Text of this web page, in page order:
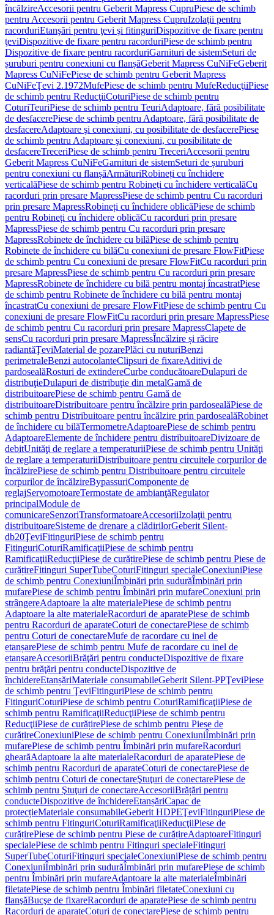
încălzireAccesorii pentru Geberit Mapress CupruPiese de schimb
pentru Accesorii pentru Geberit Mapress CupruIzolaţii pentru
racorduriEtanşări pentru ţevi şi fitinguriDispozitive de fixare pentru
ţeviDispozitive de fixare pentru racorduriPiese de schimb pentru
Dispozitive de fixare pentru racorduriGarnituri de sistemSeturi de
șuruburi pentru conexiuni cu flanșăGeberit Mapress CuNiFeGeberit
Mapress CuNiFePiese de schimb pentru Geberit Mapress
CuNiFeŢevi 2.1972MufePiese de schimb pentru MufeReducţiiPiese
de schimb pentru ReducţiiCoturiPiese de schimb pentru
CoturiTeuriPiese de schimb pentru TeuriAdaptoare, fără posibilitate
de desfacerePiese de schimb pentru Adaptoare, fără posibilitate de
desfacereAdaptoare şi conexiuni, cu posibilitate de desfacerePiese
de schimb pentru Adaptoare şi conexiuni, cu posibilitate de
desfacereTreceriPiese de schimb pentru TreceriAccesorii pentru
Geberit Mapress CuNiFeGarnituri de sistemSeturi de șuruburi
pentru conexiuni cu flanșăArmăturiRobineți cu închidere
verticalăPiese de schimb pentru Robineți cu închidere verticalăCu
racorduri prin presare MapressPiese de schimb pentru Cu racorduri
prin presare MapressRobineți cu închidere oblicăPiese de schimb
pentru Robineți cu închidere oblicăCu racorduri prin presare
MapressPiese de schimb pentru Cu racorduri prin presare
MapressRobinete de închidere cu bilăPiese de schimb pentru
Robinete de închidere cu bilăCu conexiuni de presare FlowFitPiese
de schimb pentru Cu conexiuni de presare FlowFitCu racorduri prin
presare MapressPiese de schimb pentru Cu racorduri prin presare
MapressRobinete de închidere cu bilă pentru montaj încastratPiese
de schimb pentru Robinete de închidere cu bilă pentru montaj
încastratCu conexiuni de presare FlowFitPiese de schimb pentru Cu
conexiuni de presare FlowFitCu racorduri prin presare MapressPiese
de schimb pentru Cu racorduri prin presare MapressClapete de
sensCu racorduri prin presare MapressÎncălzire și răcire
radiantăŢeviMaterial de pozarePlăci cu nuturiBenzi
perimetraleBenzi autocolanteClipsuri de fixareAditivi de
pardosealăRosturi de extindereCurbe conducătoareDulapuri de
distribuţieDulapuri de distribuţie din metalGamă de
distribuitoarePiese de schimb pentru Gamă de
distribuitoareDistribuitoare pentru încălzire prin pardosealăPiese de
schimb pentru Distribuitoare pentru încălzire prin pardosealăRobinet
de închidere cu bilăTermometreAdaptoarePiese de schimb pentru
AdaptoareElemente de închidere pentru distribuitoareDivizoare de
debitUnităţi de reglare a temperaturiiPiese de schimb pentru Unităţi
de reglare a temperaturiiDistribuitoare pentru circuitele corpurilor de
încălzirePiese de schimb pentru Distribuitoare pentru circuitele
corpurilor de încălzireBypassuriComponente de
reglajServomotoareTermostate de ambianţăRegulator
principalModule de
comunicareSenzoriTransformatoareAccesoriiIzolaţii pentru
distribuitoareSisteme de drenare a clădirilorGeberit Silent-
db20ŢeviFitinguriPiese de schimb pentru
FitinguriCoturiRamificaţiiPiese de schimb pentru
RamificaţiiReducţiiPiese de curățirePiese de schimb pentru Piese de
curățireFitinguri SuperTubeCoturiFitinguri specialeConexiuniPiese
de schimb pentru ConexiuniÎmbinări prin sudurăÎmbinări prin
mufarePiese de schimb pentru Îmbinări prin mufareConexiuni prin
strângereAdaptoare la alte materialePiese de schimb pentru
Adaptoare la alte materialeRacorduri de aparatePiese de schimb
pentru Racorduri de aparateCoturi de conectarePiese de schimb
pentru Coturi de conectareMufe de racordare cu inel de
etanșarePiese de schimb pentru Mufe de racordare cu inel de
etanșareAccesoriiBrăţări pentru conducteDispozitive de fixare
pentru brăţări pentru conducteDispozitive de
închidereEtanșăriMateriale consumabileGeberit Silent-PPŢeviPiese
de schimb pentru ŢeviFitinguriPiese de schimb pentru
FitinguriCoturiPiese de schimb pentru CoturiRamificaţiiPiese de
schimb pentru RamificaţiiReducţiiPiese de schimb pentru
ReducţiiPiese de curățirePiese de schimb pentru Piese de
curățireConexiuniPiese de schimb pentru ConexiuniÎmbinări prin
mufarePiese de schimb pentru Îmbinări prin mufareRacorduri
ghearăAdaptoare la alte materialeRacorduri de aparatePiese de
schimb pentru Racorduri de aparateCoturi de conectarePiese de
schimb pentru Coturi de conectareŞtuţuri de conectarePiese de
schimb pentru Ştuţuri de conectareAccesoriiBrățări pentru
conducteDispozitive de închidereEtanșăriCapac de
protecțieMateriale consumabileGeberit HDPEŢeviFitinguriPiese de
schimb pentru FitinguriCoturiRamificaţiiReducţiiPiese de
curățirePiese de schimb pentru Piese de curățireAdaptoareFitinguri
specialePiese de schimb pentru Fitinguri specialeFitinguri
SuperTubeCoturiFitinguri specialeConexiuniPiese de schimb pentru
ConexiuniÎmbinări prin sudurăÎmbinări prin mufarePiese de schimb
pentru Îmbinări prin mufareAdaptoare la alte materialeÎmbinări
filetatePiese de schimb pentru Îmbinări filetateConexiuni cu
flanşăBucşe de fixareRacorduri de aparatePiese de schimb pentru
Racorduri de aparateCoturi de conectarePiese de schimb pentru